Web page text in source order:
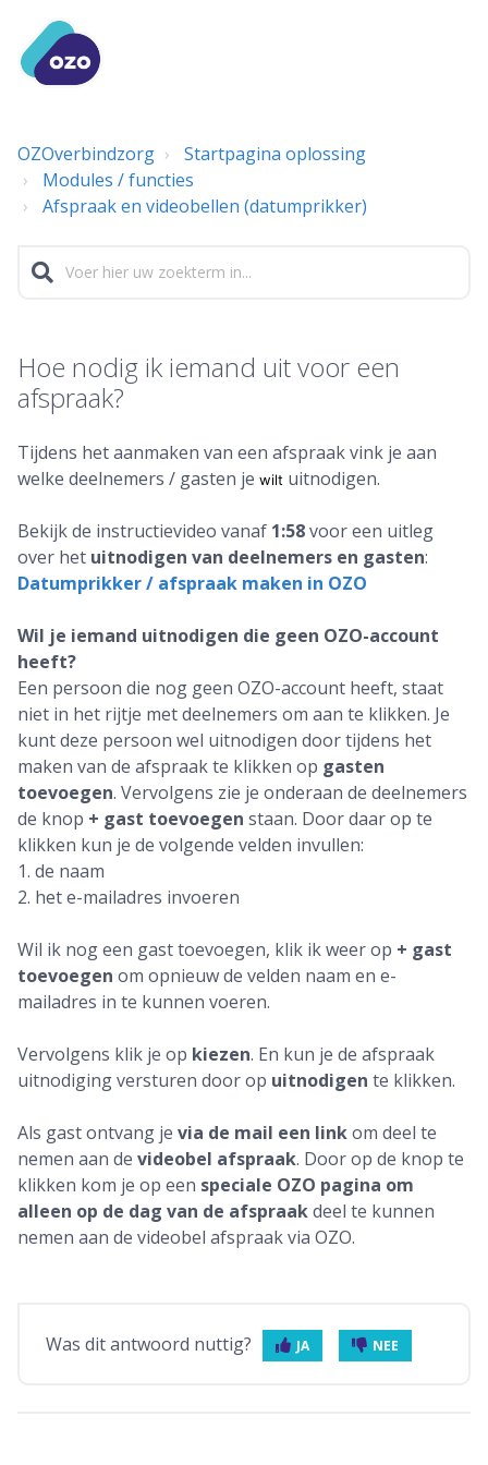
OZOverbindzorg
Startpagina oplossing
Modules / functies
Afspraak en videobellen (datumprikker)
Hoe nodig ik iemand uit voor een
afspraak?
Tijdens het aanmaken van een afspraak vink je aan
welke deelnemers / gasten je wilt uitnodigen.
Bekijk de instructievideo vanaf 1:58voor een uitleg
over het uitnodigen van deelnemers en gasten:
Datumprikker / afspraak maken in OZO
Wil je iemand uitnodigen die geen OZO-account
heeft?
Een persoon die nog geen OZO-account heeft, staat
niet in het rijtje met deelnemers om aan te klikken. Je
kunt deze persoon wel uitnodigen door tijdens het
maken van de afspraak te klikken op gasten
toevoegen. Vervolgens zie je onderaan de deelnemers
de knop + gast toevoegen staan. Door daar op te
klikken kun je de volgende velden invullen:
1. de naam
2. het e-mailadres invoeren
Wil ik nog een gast toevoegen, klik ik weer op + gast
toevoegen om opnieuw de velden naam en e-
mailadres in te kunnen voeren.
Vervolgens klik je op kiezen. En kun je de afspraak
uitnodiging versturen door op uitnodigen te klikken.
Als gast ontvang je via de mail een linkom deel te
nemen aan de videobel afspraak. Door op de knop te
klikken kom je op een speciale OZO pagina om
alleen op de dag van de afspraakdeel te kunnen
nemen aan de videobel afspraak via OZO.
Was dit antwoord nuttig? JA NEE